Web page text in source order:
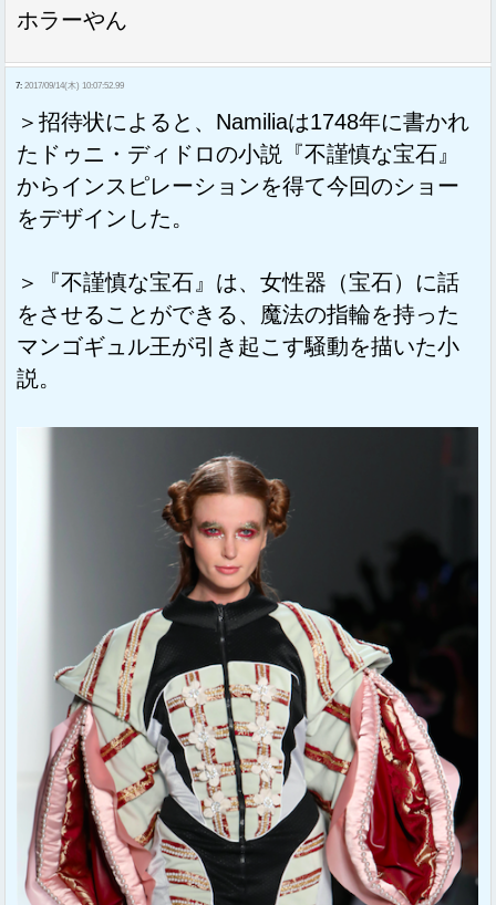
ホラーやん
7: 2017/09/14(木) 10:07:52.99
＞招待状によると、Namiliaは1748年に書かれ
たドゥニ・ディドロの小説『不謹慎な宝石』
からインスピレーションを得て今回のショー
をデザインした。
＞『不謹慎な宝石』は、女性器（宝石）に話
をさせることができる、魔法の指輪を持った
マンゴギュル王が引き起こす騒動を描いた小
説。